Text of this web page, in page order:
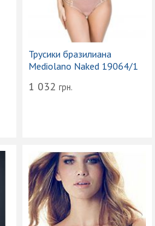
Трусики бразилиана
Mediolano Naked 19064/1
1 032 грн.